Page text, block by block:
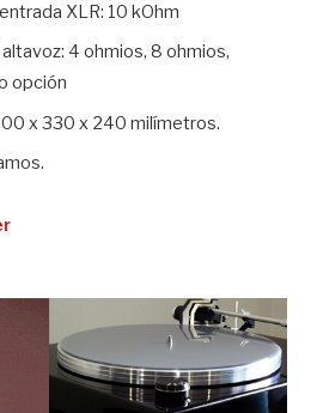
XLR: 10 kOhm
4 ohmios, 8 ohmios,
opción
x 330 x 240 milímetros.